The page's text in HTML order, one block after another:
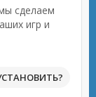
сделаем
игр и